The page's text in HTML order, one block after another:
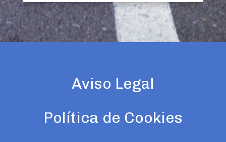
Aviso Legal
Política de Cookies